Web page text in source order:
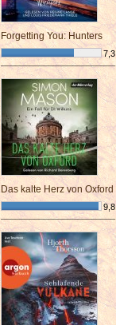
Forgetting You: Hunters
7,3
¯¯¯¯¯¯¯¯¯¯¯¯¯¯¯¯¯¯¯¯¯¯¯¯
Das kalte Herz von Oxford
9,8
¯¯¯¯¯¯¯¯¯¯¯¯¯¯¯¯¯¯¯¯¯¯¯¯